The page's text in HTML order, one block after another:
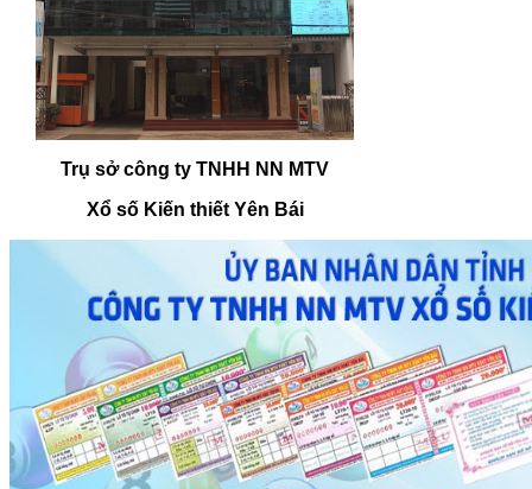
Trụ sở công ty TNHH NN MTV
Xổ số Kiến thiết Yên Bái